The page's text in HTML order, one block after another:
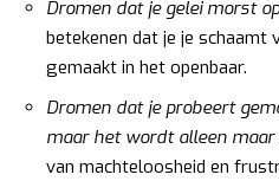
Dromen dat je gelei morst
betekenen dat je je schaamt
gemaakt in het openbaar.
Dromen dat je probeert
maar het wordt alleen maar
van machteloosheid en